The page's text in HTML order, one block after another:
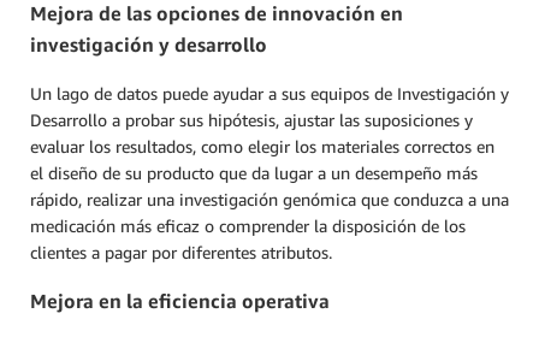
Mejora de las opciones de innovación en
investigación y desarrollo
Un lago de datos puede ayudar a sus equipos de Investigación y
Desarrollo a probar sus hipótesis, ajustar las suposiciones y
evaluar los resultados, como elegir los materiales correctos en
el diseño de su producto que da lugar a un desempeño más
rápido, realizar una investigación genómica que conduzca a una
medicación más eficaz o comprender la disposición de los
clientes a pagar por diferentes atributos.
Mejora en la eficiencia operativa